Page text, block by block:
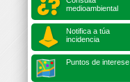
medioambiental
Notifica a túa
incidencia
Puntos de interese